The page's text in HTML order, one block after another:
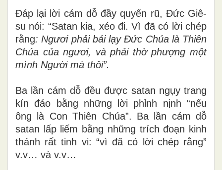
Đáp lại lời cám dỗ đầy quyến rũ, Đức Giê-
su nói: “Satan kia, xéo đi. Vì đã có lời chép
rằng: Ngươi phải bái lạy Đức Chúa là Thiên
Chúa của ngươi, và phải thờ phượng một
mình Người mà thôi”.
Ba lần cám dỗ đều được satan ngụy trang
kín đáo bằng những lời phỉnh nịnh “nếu
ông là Con Thiên Chúa”. Ba lần cám dỗ
satan lấp liếm bằng những trích đoạn kinh
thánh rất tinh vi: “vì đã có lời chép rằng”
v.v… và v.v…